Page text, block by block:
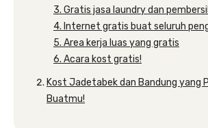
3. Gratis jasa laundry dan
4. Internet gratis buat seluruh
5. Area kerja luas yang gratis
6. Acara kost gratis!
Kost Jadetabek dan Bandung yang
Buatmu!